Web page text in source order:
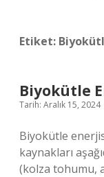
Etiket:
Biyokütle
Tarih: Aralık 15, 2024
Biyokütle
kaynakları
(kolza tohumu,